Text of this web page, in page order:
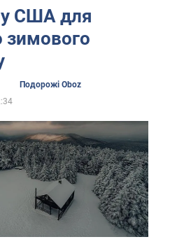
у США для
зимового
Подорожі Oboz